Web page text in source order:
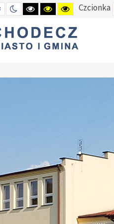
DEFAULT
MODE
TRYB
NOCNY
HIGH
CONTRAST
BLACK
WHITE
MODE
HIGH
CONTRAST
BLACK
YELLOW
MODE
HIGH
CONTRAST
YELLOW
BLACK
MODE
Czcionka